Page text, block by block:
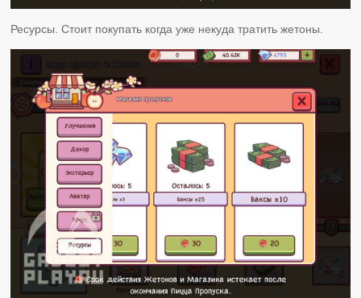
Ресурсы. Стоит покупать когда уже некуда тратить жетоны.